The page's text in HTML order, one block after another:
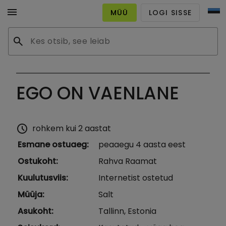
menu
search
MÜÜ LOGI SISSE
EGO ON VAENLANE
schedule rohkem kui 2 aastat
Esmane ostuaeg:
peaaegu 4 aasta eest
Ostukoht:
Rahva Raamat
Kuulutusviis:
Internetist ostetud
Müüja:
Salt
Asukoht:
Tallinn, Estonia